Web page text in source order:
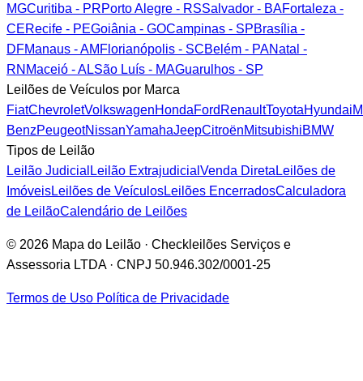
MGCuritiba - PRPorto Alegre - RSSalvador - BAFortaleza -
CERecife - PEGoiânia - GOCampinas - SPBrasília -
DFManaus - AM Florianópolis - SCBelém - PANatal -
RN Maceió - ALSão Luís - MAGuarulhos - SP
Leilões de Veículos por Marca
FiatChevroletVolkswagenHondaFord RenaultToyotaHyundai
BenzPeugeotNissanYamahaJeepCitroënMitsubishiBMW
Tipos de Leilão
Leilão Judicial Leilão Extrajudicial Venda Direta Leilões de
ImóveisLeilões de VeículosLeilões EncerradosCalculadora
de LeilãoCalendário de Leilões
© 2026 Mapa do Leilão · Checkleilões Serviços e
Assessoria LTDA · CNPJ 50.946.302/0001-25
Termos de Uso Política de Privacidade